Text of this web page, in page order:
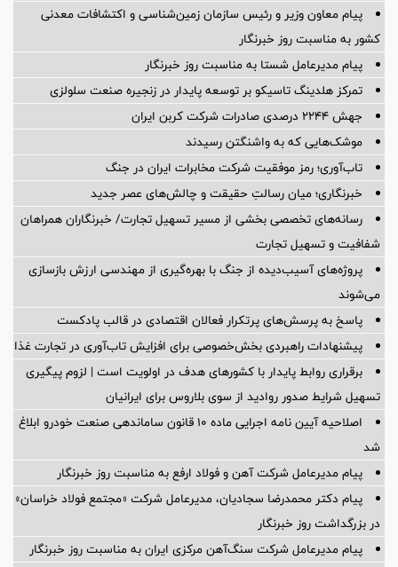
پیام معاون وزیر و رئیس سازمان زمین‌شناسی و اکتشافات معدنی
کشور به مناسبت روز خبرنگار
پیام مدیرعامل شستا به مناسبت روز خبرنگار
تمرکز هلدینگ تاسیکو بر توسعه پایدار در زنجیره صنعت سلولزی
جهش ۲۲۴۴ درصدی صادرات شرکت کربن ایران
موشک‌هایی که به واشنگتن رسیدند
تاب‌آوری؛ رمز موفقیت شرکت مخابرات ایران در جنگ
خبرنگاری؛ میان رسالتِ حقیقت و چالش‌های عصر جدید
رسانه‌های تخصصی بخشی از مسیر تسهیل تجارت/ خبرنگاران همراهان
شفافیت و تسهیل تجارت
پروژه‌های آسیب‌دیده از جنگ با بهره‌گیری از مهندسی ارزش بازسازی
می‌شوند
پاسخ به پرسش‌های پرتکرار فعالان اقتصادی در قالب پادکست
پیشنهادات راهبردی بخش‌خصوصی برای افزایش تاب‌آوری در تجارت غذا
برقراری روابط پایدار با کشورهای هدف در اولویت است | لزوم پیگیری
تسهیل شرایط صدور روادید از سوی بلاروس برای ایرانیان
اصلاحیه آیین نامه اجرایی ماده ۱۰ قانون ساماندهی صنعت خودرو ابلاغ
شد
پیام مدیرعامل شرکت آهن و فولاد ارفع به مناسبت روز خبرنگار
پیام دکتر محمدرضا سجادیان، مدیرعامل شرکت «مجتمع فولاد خراسان»
در بزرگداشت روز خبرنگار
پیام مدیرعامل شرکت سنگ‌آهن مرکزی ایران به مناسبت روز خبرنگار